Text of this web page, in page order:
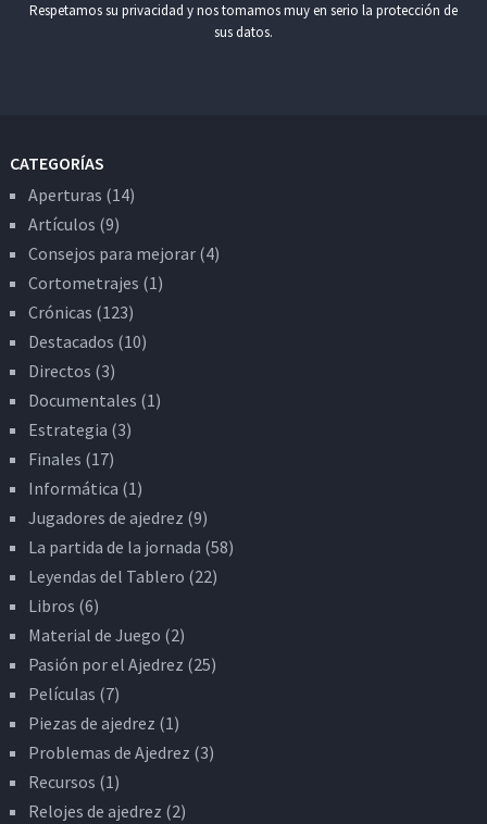
Respetamos su privacidad y nos tomamos muy en serio la protección de
sus datos.
CATEGORÍAS
Aperturas (14)
Artículos (9)
Consejos para mejorar(4)
Cortometrajes (1)
Crónicas (123)
Destacados (10)
Directos (3)
Documentales (1)
Estrategia (3)
Finales (17)
Informática (1)
Jugadores de ajedrez (9)
La partida de la jornada (58)
Leyendas del Tablero (22)
Libros (6)
Material de Juego (2)
Pasión por el Ajedrez (25)
Películas (7)
Piezas de ajedrez (1)
Problemas de Ajedrez (3)
Recursos (1)
Relojes de ajedrez (2)